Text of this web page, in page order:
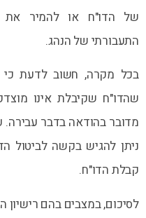
של הדו"ח או להמיר את
התעבורתי של הנהג.
בכל מקרה, חשוב לדעת
שהדו"ח שקיבלת אינו
מדובר בהודאה בדבר
קבלת הדו"ח.
לסיכום, במצבים בהם